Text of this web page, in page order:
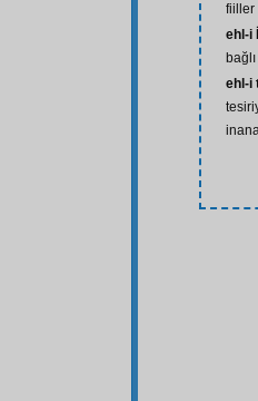
fiiller
ehl-i
ehl-i